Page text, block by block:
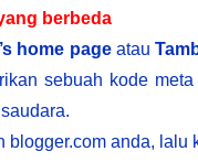
berbeda
home pageatau
sebuah kode
blogger.com anda, lalu